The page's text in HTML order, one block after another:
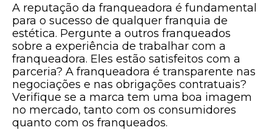
A reputação da franqueadora é fundamental
para o sucesso de qualquer franquia de
estética. Pergunte a outros franqueados
sobre a experiência de trabalhar com a
franqueadora. Eles estão satisfeitos com a
parceria? A franqueadora é transparente nas
negociações e nas obrigações contratuais?
Verifique se a marca tem uma boa imagem
no mercado, tanto com os consumidores
quanto com os franqueados.